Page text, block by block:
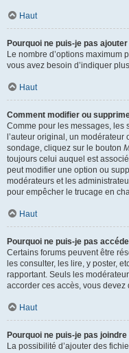
Haut
Pourquoi ne puis-je pas
Le nombre d’options maximum
vous avez besoin d’indiquer
Haut
Comment modifier ou
Comme pour les messages, les
l’auteur original, un
sondage, cliquez sur le bouton
toujours celui auquel est
peut modifier une option ou
modérateurs et les
pour empêcher le trucage en
Haut
Pourquoi ne puis-je pas
Certains forums peuvent être
les consulter, les lire, y poster,
rapportant. Seuls les
accorder ces accès, vous devez
Haut
Pourquoi ne puis-je pas
La possibilité d’ajouter des